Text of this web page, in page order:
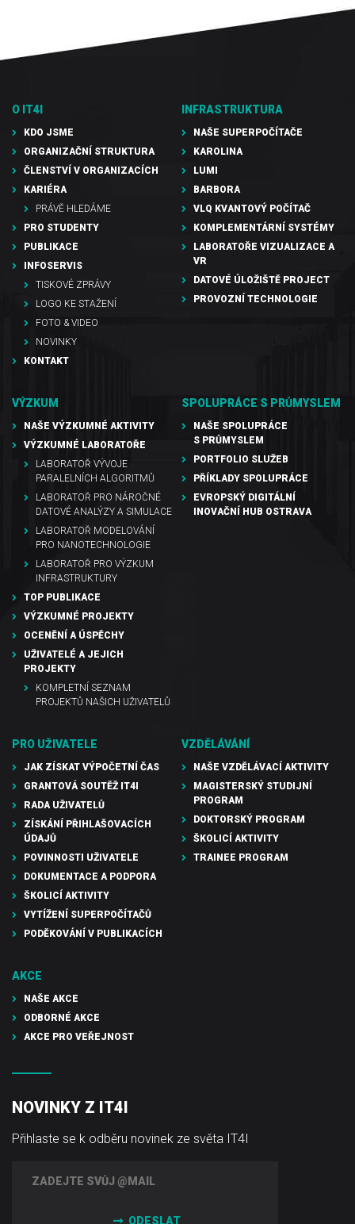
O IT4I
KDO JSME
ORGANIZAČNÍ STRUKTURA
ČLENSTVÍ V ORGANIZACÍCH
KARIÉRA
PRÁVĚ HLEDÁME
PRO STUDENTY
PUBLIKACE
INFOSERVIS
TISKOVÉ ZPRÁVY
LOGO KE STAŽENÍ
FOTO & VIDEO
NOVINKY
KONTAKT
INFRASTRUKTURA
NAŠE SUPERPOČÍTAČE
KAROLINA
LUMI
BARBORA
VLQ KVANTOVÝ POČÍTAČ
KOMPLEMENTÁRNÍ SYSTÉMY
LABORATOŘE VIZUALIZACE A
VR
DATOVÉ ÚLOŽIŠTĚ PROJECT
PROVOZNÍ TECHNOLOGIE
VÝZKUM
NAŠE VÝZKUMNÉ AKTIVITY
VÝZKUMNÉ LABORATOŘE
LABORATOŘ VÝVOJE
PARALELNÍCH ALGORITMŮ
LABORATOŘ PRO NÁROČNÉ
DATOVÉ ANALÝZY A SIMULACE
LABORATOŘ MODELOVÁNÍ
PRO NANOTECHNOLOGIE
LABORATOŘ PRO VÝZKUM
INFRASTRUKTURY
TOP PUBLIKACE
VÝZKUMNÉ PROJEKTY
OCENĚNÍ A ÚSPĚCHY
UŽIVATELÉ A JEJICH
PROJEKTY
KOMPLETNÍ SEZNAM
PROJEKTŮ NAŠICH UŽIVATELŮ
SPOLUPRÁCE S PRŮMYSLEM
NAŠE SPOLUPRÁCE
S PRŮMYSLEM
PORTFOLIO SLUŽEB
PŘÍKLADY SPOLUPRÁCE
EVROPSKÝ DIGITÁLNÍ
INOVAČNÍ HUB OSTRAVA
PRO UŽIVATELE
JAK ZÍSKAT VÝPOČETNÍ ČAS
GRANTOVÁ SOUTĚŽ IT4I
RADA UŽIVATELŮ
ZÍSKÁNÍ PŘIHLAŠOVACÍCH
ÚDAJŮ
POVINNOSTI UŽIVATELE
DOKUMENTACE A PODPORA
ŠKOLICÍ AKTIVITY
VYTÍŽENÍ SUPERPOČÍTAČŮ
PODĚKOVÁNÍ V PUBLIKACÍCH
VZDĚLÁVÁNÍ
NAŠE VZDĚLÁVACÍ AKTIVITY
MAGISTERSKÝ STUDIJNÍ
PROGRAM
DOKTORSKÝ PROGRAM
ŠKOLICÍ AKTIVITY
TRAINEE PROGRAM
AKCE
NAŠE AKCE
ODBORNÉ AKCE
AKCE PRO VEŘEJNOST
NOVINKY Z IT4I
Přihlaste se k odběru novinek ze světa IT4I
ODESLAT